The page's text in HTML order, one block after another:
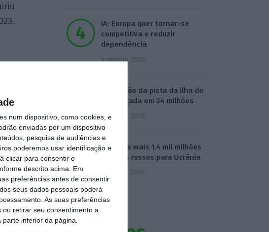
num dispositivo, como cookies, e
enviadas por um dispositivo
pesquisa de audiências e
poderemos usar identificação e
clicar para consentir o
descrito acima. Em
preferências antes de consentir
seus dados pessoais poderá
As suas preferências
retirar seu consentimento a
inferior da página.
IA: Europa quer tornar-se
competitiva e reduzir
dependência
4 Agosto 2026
Ampliação da pista da ilha do
Pico orçada em 24 milhões
4 Agosto 2026
UE envia mais 1,4 mil milhões
de juros russos para Ucrânia
5 Agosto 2026